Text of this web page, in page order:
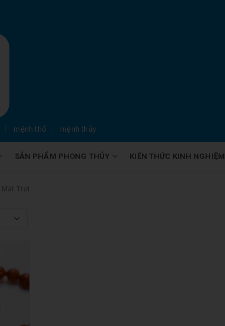
mệnh thổ mệnh thủy
SẢN PHẨM PHONG THỦY KIẾN THỨC KINH NGHIỆM